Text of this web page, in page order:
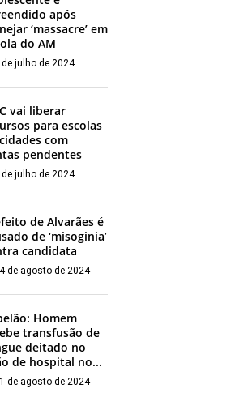
após
‘massacre’ em
do AM
de julho de 2024
vai liberar
para escolas
com
pendentes
de julho de 2024
de Alvarães é
de ‘misoginia’
candidata
de agosto de 2024
Homem
transfusão de
deitado no
de hospital no...
de agosto de 2024